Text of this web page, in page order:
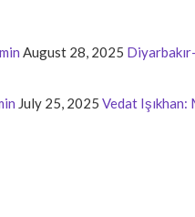
August 28, 2025
July 25, 2025 Vedat